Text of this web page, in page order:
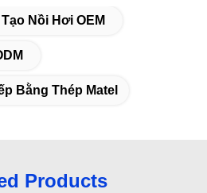
Nồi Hơi OEM
Bằng Thép Matel
Products